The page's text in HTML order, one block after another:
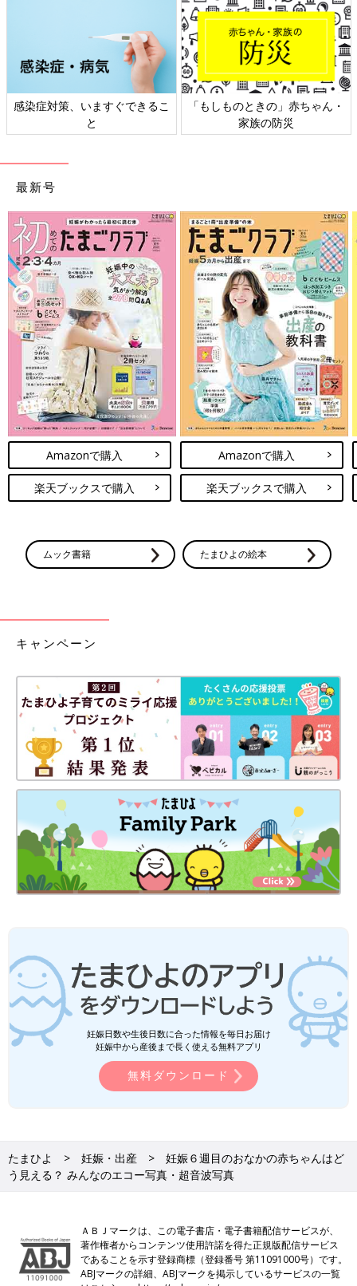
日本外来小児科学会リーフレッ
ト検討会
六星占術 細木かおりさんの人生
相談
最新号
Amazonで購入
楽天ブックスで購入
Amazonで購入
楽天ブックスで購入
ムック書籍 たまひよの絵本
キャンペーン
妊娠日数や生後日数に合った情報を毎日お届け
妊娠中から産後まで長く使える無料アプリ
無料ダウンロード
たまひよ 妊娠・出産
妊娠６週目のおなかの赤ちゃんはど
う見える？ みんなのエコー写真・超音波写真
ＡＢＪマークは、この電子書店・電子書籍配信サービスが、
著作権者からコンテンツ使用許諾を得た正規版配信サービス
であることを示す登録商標（登録番号 第11091000号）です。
ABJマークの詳細、ABJマークを掲示しているサービスの一覧